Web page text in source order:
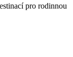
pro rodinnou